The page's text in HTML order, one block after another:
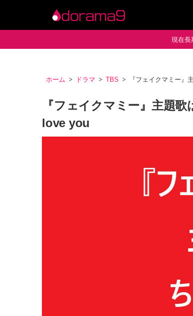
現在長
ホーム ドラマ TBS 『フェイクマミー』
『フェイクマミー』主題
love you